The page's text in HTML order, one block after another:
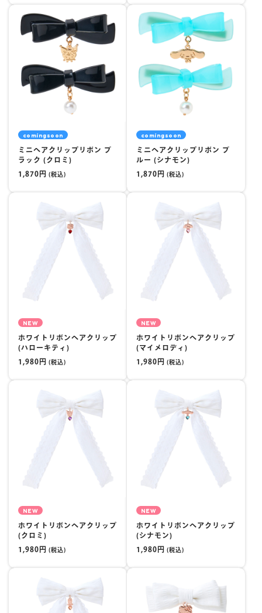
comingsoon
ミニヘアクリップリボン ブ
ラック (クロミ)
1,870円 (税込)
comingsoon
ミニヘアクリップリボン ブ
ルー (シナモン)
1,870円 (税込)
NEW
ホワイトリボンヘアクリップ
(ハローキティ)
1,980円 (税込)
NEW
ホワイトリボンヘアクリップ
(マイメロディ)
1,980円 (税込)
NEW
ホワイトリボンヘアクリップ
(クロミ)
1,980円 (税込)
NEW
ホワイトリボンヘアクリップ
(シナモン)
1,980円 (税込)